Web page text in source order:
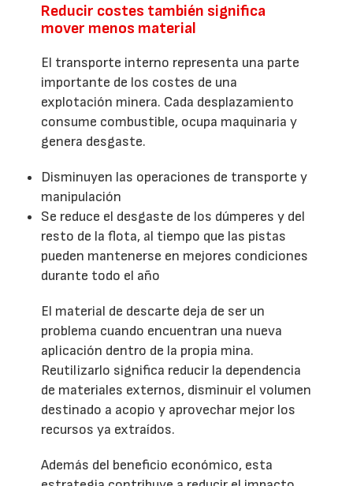
Reducir costes también significa
mover menos material
El transporte interno representa una parte
importante de los costes de una
explotación minera. Cada desplazamiento
consume combustible, ocupa maquinaria y
genera desgaste.
Disminuyen las operaciones de transporte y
manipulación
Se reduce el desgaste de los dúmperes y del
resto de la flota, al tiempo que las pistas
pueden mantenerse en mejores condiciones
durante todo el año
El material de descarte deja de ser un
problema cuando encuentran una nueva
aplicación dentro de la propia mina.
Reutilizarlo significa reducir la dependencia
de materiales externos, disminuir el volumen
destinado a acopio y aprovechar mejor los
recursos ya extraídos.
Además del beneficio económico, esta